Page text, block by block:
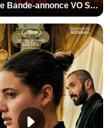
L'Odyssée Bande-annonce VO STFR